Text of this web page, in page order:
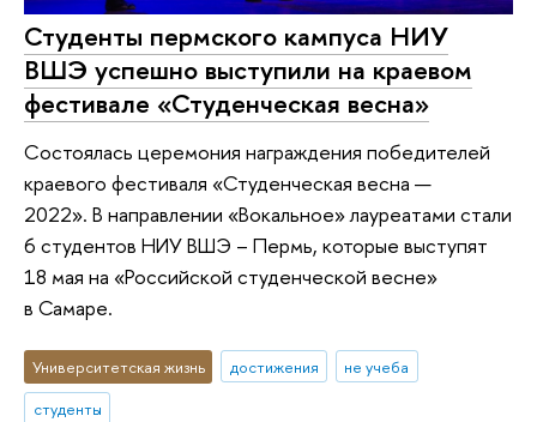
Студенты пермского кампуса НИУ
ВШЭ успешно выступили на краевом
фестивале «Студенческая весна»
Состоялась церемония награждения победителей
краевого фестиваля «Студенческая весна —
2022». В направлении «Вокальное» лауреатами стали
6 студентов НИУ ВШЭ – Пермь, которые выступят
18 мая на «Российской студенческой весне»
в Самаре.
Университетская жизнь достижения
не учеба
студенты